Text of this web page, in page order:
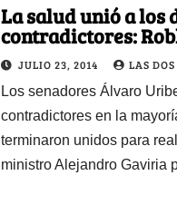
La salud unió a los
contradictores:
JULIO 23, 2014 LAS
Los senadores Álvaro
contradictores en la
terminaron unidos para
ministro Alejandro Gaviria